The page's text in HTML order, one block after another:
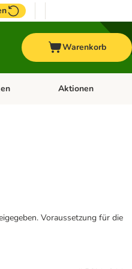
Warenkorb
öffnen: Vet & Spezialfutter
Kategorie-Menü
Aktionen
Voraussetzung für die